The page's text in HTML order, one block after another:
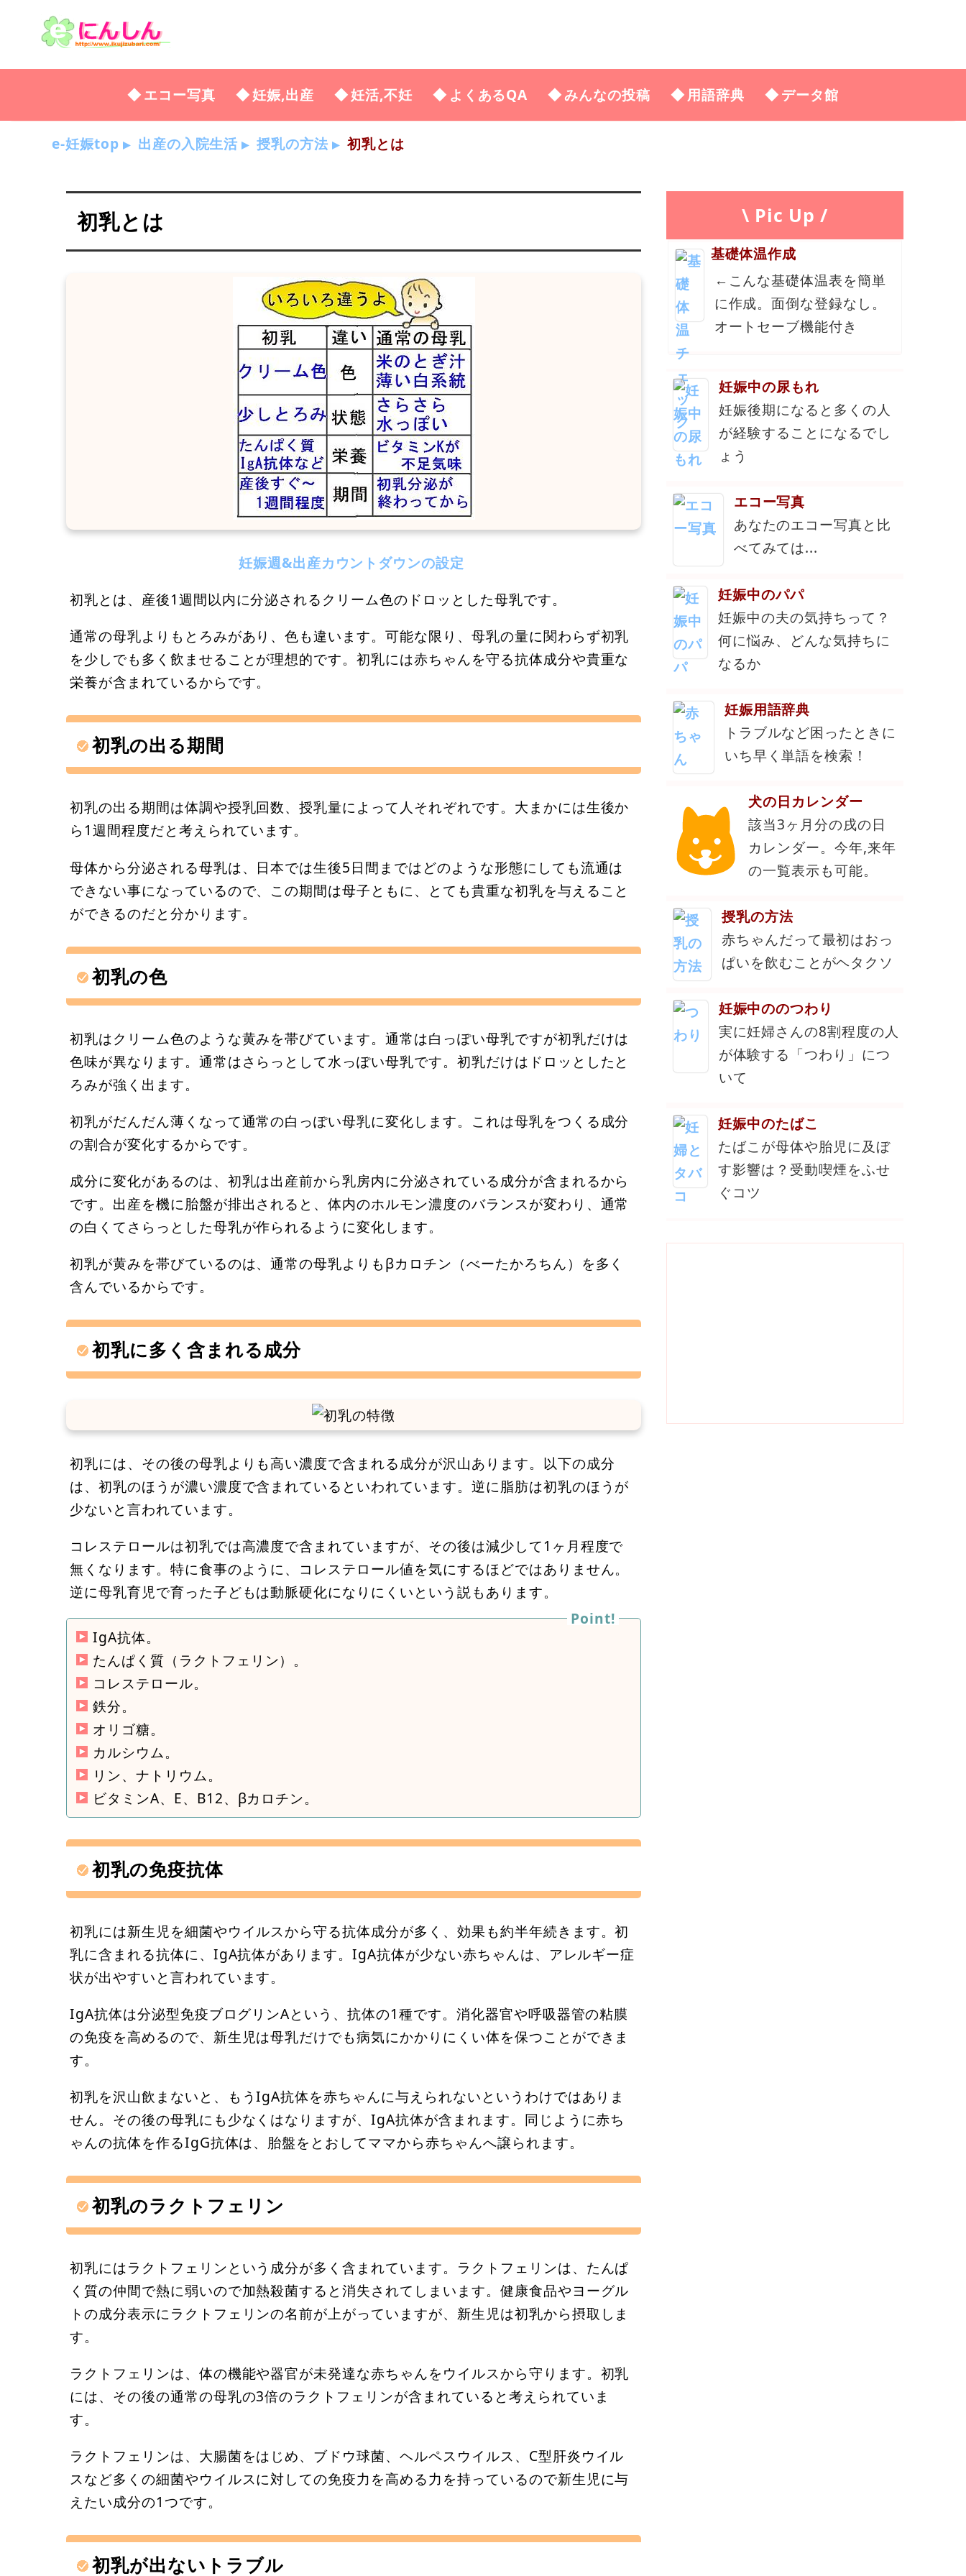
エコー写真 妊娠,出産 妊活,不妊 よくあるQA みんなの投稿 用語辞典 データ館
e-妊娠top 出産の入院生活 授乳の方法 初乳とは
初乳とは
妊娠週&出産カウントダウンの設定
初乳とは、産後1週間以内に分泌されるクリーム色のドロッとした母乳です。
通常の母乳よりもとろみがあり、色も違います。可能な限り、母乳の量に関わらず初乳
を少しでも多く飲ませることが理想的です。初乳には赤ちゃんを守る抗体成分や貴重な
栄養が含まれているからです。
初乳の出る期間
初乳の出る期間は体調や授乳回数、授乳量によって人それぞれです。大まかには生後か
ら1週間程度だと考えられています。
母体から分泌される母乳は、日本では生後5日間まではどのような形態にしても流通は
できない事になっているので、この期間は母子ともに、とても貴重な初乳を与えること
ができるのだと分かります。
初乳の色
初乳はクリーム色のような黄みを帯びています。通常は白っぽい母乳ですが初乳だけは
色味が異なります。通常はさらっとして水っぽい母乳です。初乳だけはドロッとしたと
ろみが強く出ます。
初乳がだんだん薄くなって通常の白っぽい母乳に変化します。これは母乳をつくる成分
の割合が変化するからです。
成分に変化があるのは、初乳は出産前から乳房内に分泌されている成分が含まれるから
です。出産を機に胎盤が排出されると、体内のホルモン濃度のバランスが変わり、通常
の白くてさらっとした母乳が作られるように変化します。
初乳が黄みを帯びているのは、通常の母乳よりもβカロチン（べーたかろちん）を多く
含んでいるからです。
初乳に多く含まれる成分
初乳には、その後の母乳よりも高い濃度で含まれる成分が沢山あります。以下の成分
は、初乳のほうが濃い濃度で含まれているといわれています。逆に脂肪は初乳のほうが
少ないと言われています。
コレステロールは初乳では高濃度で含まれていますが、その後は減少して1ヶ月程度で
無くなります。特に食事のように、コレステロール値を気にするほどではありません。
逆に母乳育児で育った子どもは動脈硬化になりにくいという説もあります。
IgA抗体。
たんぱく質（ラクトフェリン）。
コレステロール。
鉄分。
オリゴ糖。
カルシウム。
リン、ナトリウム。
ビタミンA、E、B12、βカロチン。
初乳の免疫抗体
初乳には新生児を細菌やウイルスから守る抗体成分が多く、効果も約半年続きます。初
乳に含まれる抗体に、IgA抗体があります。IgA抗体が少ない赤ちゃんは、アレルギー症
状が出やすいと言われています。
IgA抗体は分泌型免疫ブログリンAという、抗体の1種です。消化器官や呼吸器管の粘膜
の免疫を高めるので、新生児は母乳だけでも病気にかかりにくい体を保つことができま
す。
初乳を沢山飲まないと、もうIgA抗体を赤ちゃんに与えられないというわけではありま
せん。その後の母乳にも少なくはなりますが、IgA抗体が含まれます。同じように赤ち
ゃんの抗体を作るIgG抗体は、胎盤をとおしてママから赤ちゃんへ譲られます。
初乳のラクトフェリン
初乳にはラクトフェリンという成分が多く含まれています。ラクトフェリンは、たんぱ
く質の仲間で熱に弱いので加熱殺菌すると消失されてしまいます。健康食品やヨーグル
トの成分表示にラクトフェリンの名前が上がっていますが、新生児は初乳から摂取しま
す。
ラクトフェリンは、体の機能や器官が未発達な赤ちゃんをウイルスから守ります。初乳
には、その後の通常の母乳の3倍のラクトフェリンが含まれていると考えられていま
す。
ラクトフェリンは、大腸菌をはじめ、ブドウ球菌、ヘルペスウイルス、C型肝炎ウイル
スなど多くの細菌やウイルスに対しての免疫力を高める力を持っているので新生児に与
えたい成分の1つです。
初乳が出ないトラブル
\ Pic Up /
基礎体温作成
←こんな基礎体温表を簡単
に作成。面倒な登録なし。
オートセーブ機能付き
妊娠中の尿もれ
妊娠後期になると多くの人
が経験することになるでし
ょう
エコー写真
あなたのエコー写真と比
べてみては...
妊娠中のパパ
妊娠中の夫の気持ちって？
何に悩み、どんな気持ちに
なるか
妊娠用語辞典
トラブルなど困ったときに
いち早く単語を検索！
犬の日カレンダー
該当3ヶ月分の戌の日
カレンダー。今年,来年
の一覧表示も可能。
授乳の方法
赤ちゃんだって最初はおっ
ぱいを飲むことがヘタクソ
妊娠中ののつわり
実に妊婦さんの8割程度の人
が体験する「つわり」につ
いて
妊娠中のたばこ
たばこが母体や胎児に及ぼ
す影響は？受動喫煙をふせ
ぐコツ